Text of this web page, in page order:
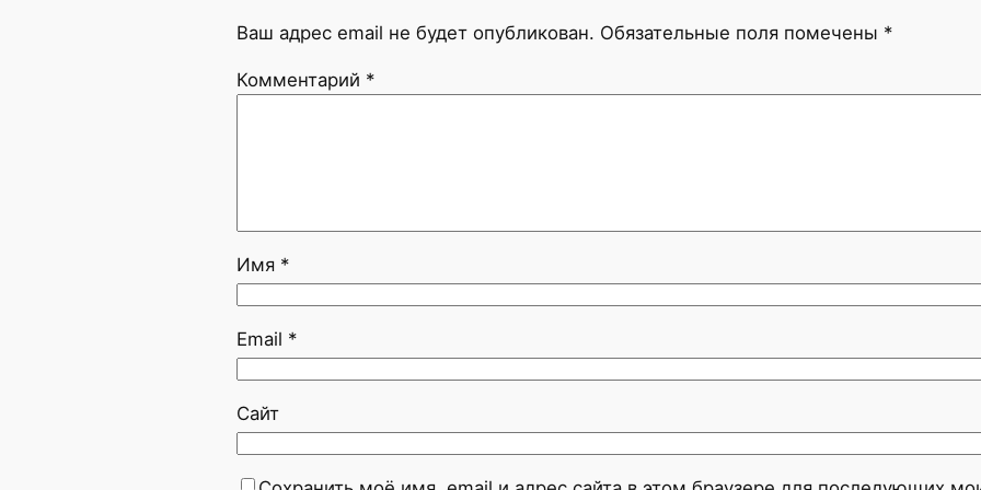
Ваш адрес email не будет опубликован. Обязательные поля помечены *
Комментарий *
Имя *
Email *
Сайт